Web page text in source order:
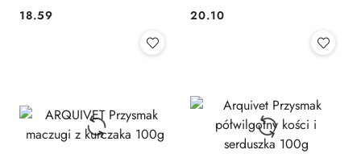
Cena:
18.59 Cena:
20.10